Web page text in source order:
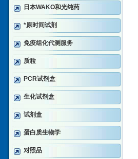
日本WAKO和光纯药
*原时间试剂
免疫组化代测服务
质粒
PCR试剂盒
生化试剂盒
试剂盒
蛋白质生物学
对照品